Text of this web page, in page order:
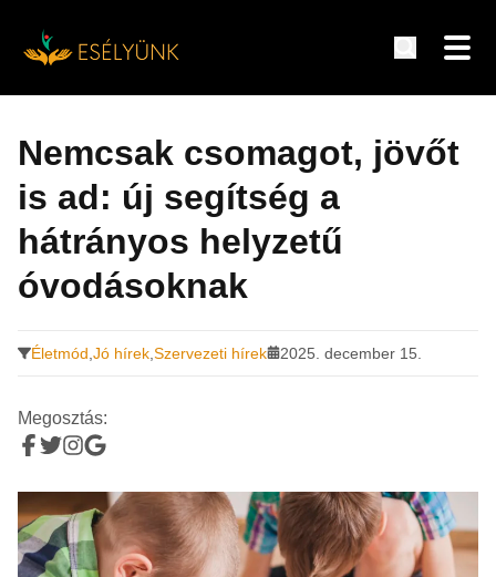
tartalomra
Nemcsak csomagot, jövőt
is ad: új segítség a
hátrányos helyzetű
óvodásoknak
Életmód Jó hírek Szervezeti hírek 2025. december 15.
Megosztás: